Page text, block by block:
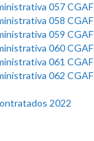
057
058
059
060
061
062
2022